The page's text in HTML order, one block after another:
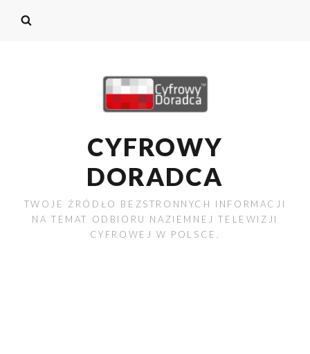
CYFROWY
DORADCA
TWOJE ŹRÓDŁO BEZSTRONNYCH INFORMACJI
NA TEMAT ODBIORU NAZIEMNEJ TELEWIZJI
CYFROWEJ W POLSCE.